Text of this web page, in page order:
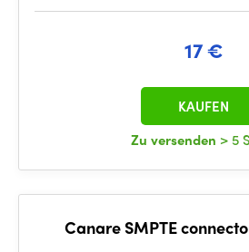
17 €
Zu versenden > 5
KAUFEN
Canare SMPTE